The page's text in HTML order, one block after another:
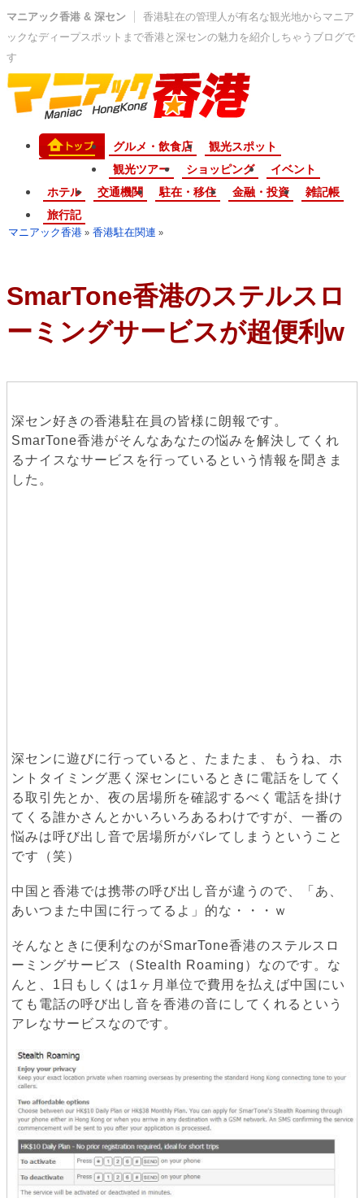
マニアック香港 & 深セン
香港駐在の管理人が有名な観光地からマニア
ックなディープスポットまで香港と深センの魅力を紹介しちゃうブログで
す
グルメ・飲食店
観光スポット
観光ツアー
ショッピング
イベント
ホテル
交通機関 駐在・移住 金融・投資
雑記帳
旅行記
マニアック香港 » 香港駐在関連 »
SmarTone香港のステルスロ
ーミングサービスが超便利w
深セン好きの香港駐在員の皆様に朗報です。
SmarTone香港がそんなあなたの悩みを解決してくれ
るナイスなサービスを行っているという情報を聞きま
した。
深センに遊びに行っていると、たまたま、もうね、ホ
ントタイミング悪く深センにいるときに電話をしてく
る取引先とか、夜の居場所を確認するべく電話を掛け
てくる誰かさんとかいろいろあるわけですが、一番の
悩みは呼び出し音で居場所がバレてしまうということ
です（笑）
中国と香港では携帯の呼び出し音が違うので、「あ、
あいつまた中国に行ってるよ」的な・・・ｗ
そんなときに便利なのがSmarTone香港のステルスロ
ーミングサービス（Stealth Roaming）なのです。な
んと、1日もしくは1ヶ月単位で費用を払えば中国にい
ても電話の呼び出し音を香港の音にしてくれるという
アレなサービスなのです。